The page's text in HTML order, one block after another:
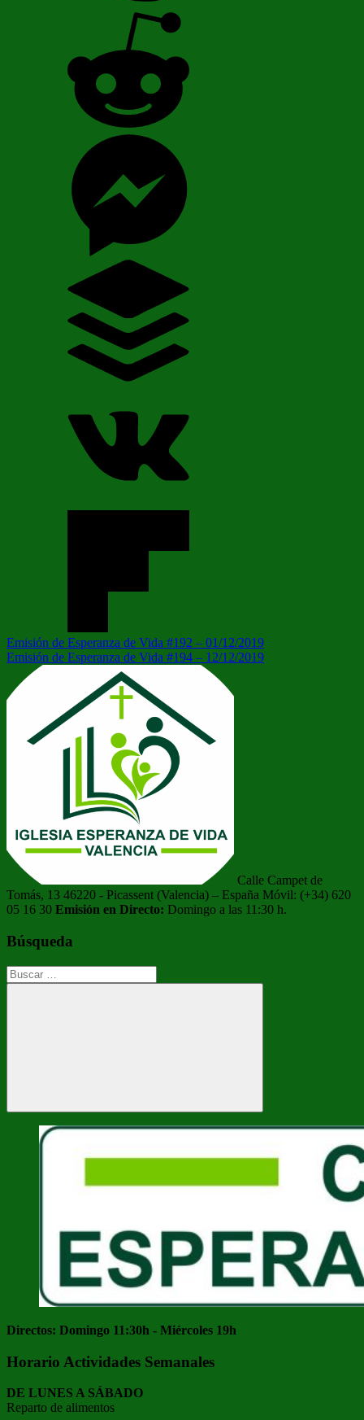
Navegación
de
entradas
Entrada
anterior:
Emisión de Esperanza de Vida #192 – 01/12/2019
Siguiente
entrada:
Emisión de Esperanza de Vida #194 – 12/12/2019
Calle Campet de
Tomás, 13 46220 - Picassent (Valencia) – España Móvil: (+34) 620
05 16 30 Emisión en Directo: Domingo a las 11:30 h.
Búsqueda
Buscar:
Buscar
Directos: Domingo 11:30h - Miércoles 19h
Horario Actividades Semanales
DE LUNES A SÁBADO
Reparto de alimentos